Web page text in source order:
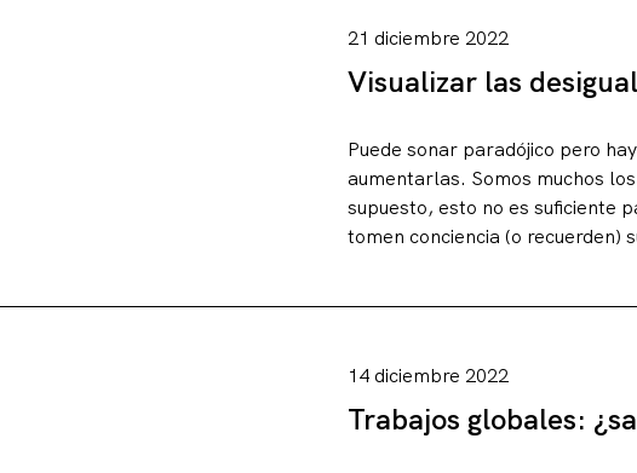
Artículos
21 diciembre 2022
Visualizar las
Puede sonar paradójico pero
aumentarlas. Somos muchos
supuesto, esto no es suficiente
tomen conciencia (o recuerden)
14 diciembre 2022
Trabajos globales: